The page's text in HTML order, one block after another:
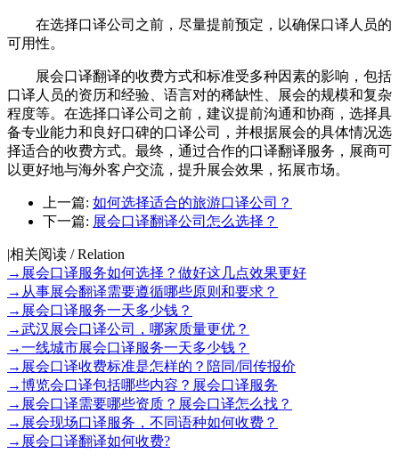
在选择口译公司之前，尽量提前预定，以确保口译人员的
可用性。
展会口译翻译的收费方式和标准受多种因素的影响，包括
口译人员的资历和经验、语言对的稀缺性、展会的规模和复杂
程度等。在选择口译公司之前，建议提前沟通和协商，选择具
备专业能力和良好口碑的口译公司，并根据展会的具体情况选
择适合的收费方式。最终，通过合作的口译翻译服务，展商可
以更好地与海外客户交流，提升展会效果，拓展市场。
上一篇: 如何选择适合的旅游口译公司？
下一篇: 展会口译翻译公司怎么选择？
|相关阅读 / Relation
→ 展会口译服务如何选择？做好这几点效果更好
→ 从事展会翻译需要遵循哪些原则和要求？
→ 展会口译服务一天多少钱？
→武汉展会口译公司，哪家质量更优？
→一线城市展会口译服务一天多少钱？
→ 展会口译收费标准是怎样的？陪同/同传报价
→博览会口译包括哪些内容？展会口译服务
→ 展会口译需要哪些资质？展会口译怎么找？
→ 展会现场口译服务，不同语种如何收费？
→ 展会口译翻译如何收费?